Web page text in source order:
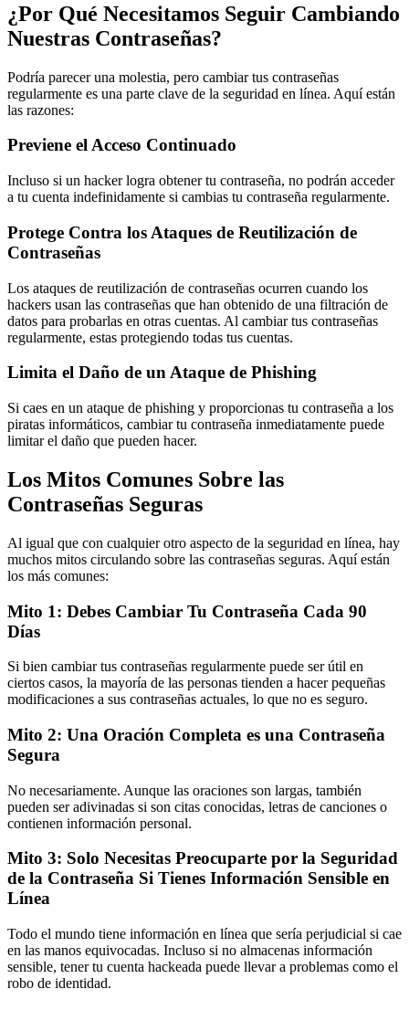
¿Por Qué Necesitamos Seguir Cambiando
Nuestras Contraseñas?
Podría parecer una molestia, pero cambiar tus contraseñas
regularmente es una parte clave de la seguridad en línea. Aquí están
las razones:
Previene el Acceso Continuado
Incluso si un hacker logra obtener tu contraseña, no podrán acceder
a tu cuenta indefinidamente si cambias tu contraseña regularmente.
Protege Contra los Ataques de Reutilización de
Contraseñas
Los ataques de reutilización de contraseñas ocurren cuando los
hackers usan las contraseñas que han obtenido de una filtración de
datos para probarlas en otras cuentas. Al cambiar tus contraseñas
regularmente, estas protegiendo todas tus cuentas.
Limita el Daño de un Ataque de Phishing
Si caes en un ataque de phishing y proporcionas tu contraseña a los
piratas informáticos, cambiar tu contraseña inmediatamente puede
limitar el daño que pueden hacer.
Los Mitos Comunes Sobre las
Contraseñas Seguras
Al igual que con cualquier otro aspecto de la seguridad en línea, hay
muchos mitos circulando sobre las contraseñas seguras. Aquí están
los más comunes:
Mito 1: Debes Cambiar Tu Contraseña Cada 90
Días
Si bien cambiar tus contraseñas regularmente puede ser útil en
ciertos casos, la mayoría de las personas tienden a hacer pequeñas
modificaciones a sus contraseñas actuales, lo que no es seguro.
Mito 2: Una Oración Completa es una Contraseña
Segura
No necesariamente. Aunque las oraciones son largas, también
pueden ser adivinadas si son citas conocidas, letras de canciones o
contienen información personal.
Mito 3: Solo Necesitas Preocuparte por la Seguridad
de la Contraseña Si Tienes Información Sensible en
Línea
Todo el mundo tiene información en línea que sería perjudicial si cae
en las manos equivocadas. Incluso si no almacenas información
sensible, tener tu cuenta hackeada puede llevar a problemas como el
robo de identidad.